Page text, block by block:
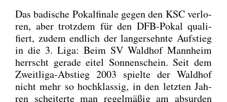
Das badi­sche Pokal­fi­na­le gegen den KSC ver­lo­
ren, aber trotz­dem für den DFB-Pokal qua­li­
fiert, zudem end­lich der lang­ersehn­te Auf­stieg
in die 3. Liga: Beim SV Wald­hof Mann­heim
herrscht gera­de eitel Son­nen­schein. Seit dem
Zweit­li­ga-Abstieg 2003 spiel­te der Wald­hof
nicht mehr so hoch­klas­sig, in den letz­ten Jah­
ren schei­ter­te man regel­mä­ßig am absur­den